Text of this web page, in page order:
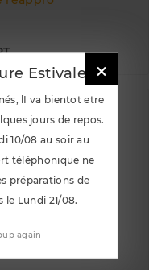

Estivale
lI va bientot etre
jours de repos.
10/08 au soir au
téléphonique ne
préparations de
Lundi 21/08.
again